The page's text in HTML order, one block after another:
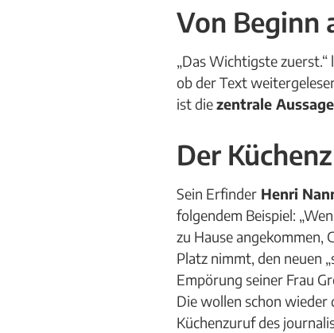
Von Beginn
„Das Wichtigste
ob der Text
ist diezentrale Aussage
Der
Sein Erfinder Henri
folgendem Beispiel:
zu Hause angekommen,
Platz nimmt, den neuen
Empörung seiner Frau
Die wollen schon wieder
Küchenzuruf des